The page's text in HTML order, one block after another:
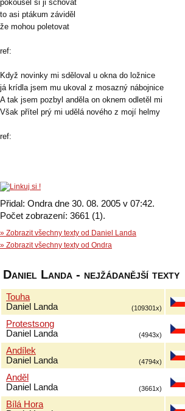
pokoušel si ji schovat
to asi ptákum záviděl
že mohou poletovat
ref:
Když novinky mi sděloval u okna do ložnice
já krídla jsem mu ukoval z mosazný nábojnice
A tak jsem pozbyl anděla on oknem odletěl mi
Však přítel prý mi udělá nového z mojí helmy
ref:
Přidal: Ondra dne 30. 08. 2005 v 07:42.
Počet zobrazení: 3661 (1).
» Zobrazit všechny texty od Daniel Landa
» Zobrazit všechny texty od Ondra
Daniel Landa - nejžádanější texty
Touha
Daniel Landa
(109301x)
Protestsong
Daniel Landa
(4943x)
Andílek
Daniel Landa
(4794x)
Anděl
Daniel Landa
(3661x)
Bílá Hora